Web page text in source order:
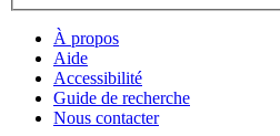
À propos
Aide
Accessibilité
Guide de recherche
Nous contacter